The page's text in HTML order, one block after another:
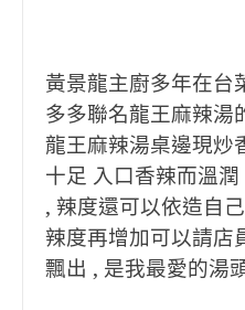
黃景龍主廚多年在台
多多聯名龍王麻辣湯
龍王麻辣湯桌邊現炒
十足 入口香辣而溫
, 辣度還可以依造自
辣度再增加可以請店
飄出 , 是我最愛的湯